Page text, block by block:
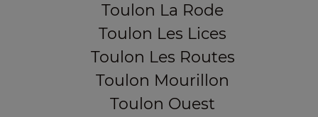
Toulon La Rode
Toulon Les Lices
Toulon Les Routes
Toulon Mourillon
Toulon Ouest